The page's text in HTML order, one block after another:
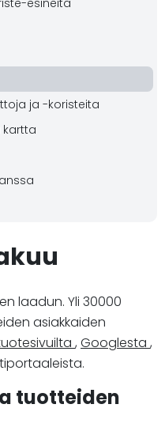
ja -koristeita
kartta
laadun. Yli 30000
asiakkaiden
, Googlesta ,
tuotteiden